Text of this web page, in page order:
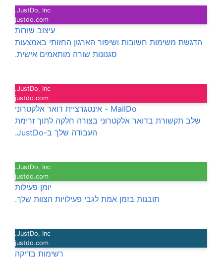
JustDo, Inc.
justdo.com
עיצוב שורות
הדגשת משימות חשובות ושיפור הארגון החזותי באמצעות
סגנונות שורה מותאמים אישית.
JustDo, Inc.
justdo.com
MailDo - אינטגרציית דואר אלקטרוני
שלב תקשורת בדואר אלקטרוני בצורה חלקה לתוך זרימת
העבודה שלך ב-JustDo.
JustDo, Inc.
justdo.com
יומן פעילות
תובנות בזמן אמת לגבי פעילויות הצוות שלך.
JustDo, Inc.
justdo.com
רשימות בדיקה